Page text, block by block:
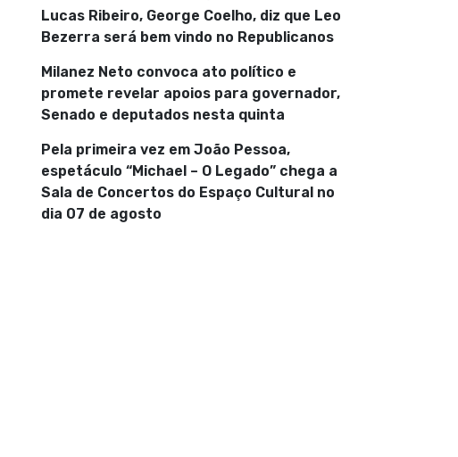
Lucas Ribeiro, George Coelho, diz que Leo
Bezerra será bem vindo no Republicanos
Milanez Neto convoca ato político e
promete revelar apoios para governador,
Senado e deputados nesta quinta
Pela primeira vez em João Pessoa,
espetáculo “Michael – O Legado” chega a
Sala de Concertos do Espaço Cultural no
dia 07 de agosto